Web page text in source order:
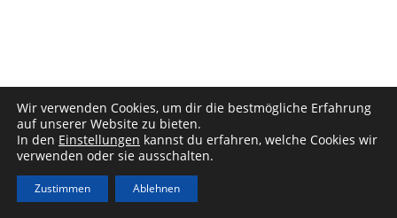
Impressum|
Wir verwenden Cookies, um dir die bestmögliche Erfahrung
auf unserer Website zu bieten.
In den Einstellungen kannst du erfahren, welche Cookies wir
verwenden oder sie ausschalten.
Zustimmen Ablehnen